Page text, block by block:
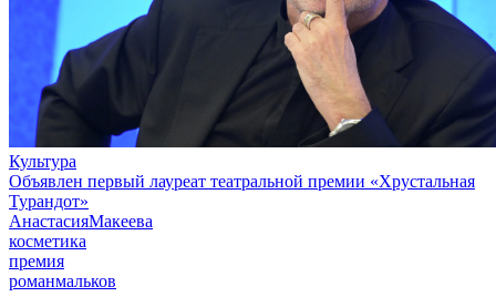
Культура
Объявлен первый лауреат театральной премии «Хрустальная
Турандот»
АнастасияМакеева
косметика
премия
романмальков